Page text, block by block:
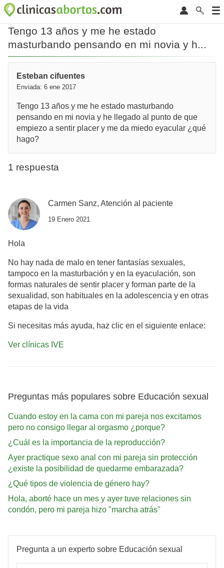
Tengo 13 años y me he estado
masturbando pensando en mi novia y h...
Esteban cifuentes
Enviada: 6 ene 2017
Tengo 13 años y me he estado masturbando
pensando en mi novia y he llegado al punto de que
empiezo a sentir placer y me da miedo eyacular ¿qué
hago?
1 respuesta
Carmen Sanz, Atención al paciente
19 Enero 2021
Hola
No hay nada de malo en tener fantasías sexuales,
tampoco en la masturbación y en la eyaculación, son
formas naturales de sentir placer y forman parte de la
sexualidad, son habituales en la adolescencia y en otras
etapas de la vida
Si necesitas más ayuda, haz clic en el siguiente enlace:
Ver clínicas IVE
Preguntas más populares sobre Educación sexual
Cuando estoy en la cama con mi pareja nos excitamos
pero no consigo llegar al orgasmo ¿porque?
¿Cuál es la importancia de la reproducción?
Ayer practique sexo anal con mi pareja sin protección
¿existe la posibilidad de quedarme embarazada?
¿Qué tipos de violencia de género hay?
Hola, aborté hace un mes y ayer tuve relaciones sin
condón, pero mi pareja hizo "marcha atrás"
Pregunta a un experto sobre Educación sexual